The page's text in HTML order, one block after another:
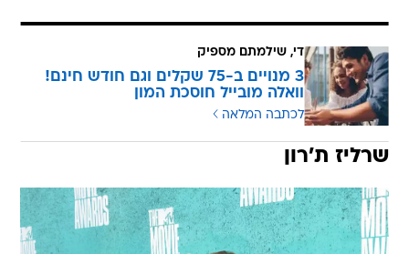
די, שילמתם מספיק
3 מנויים ב-75 שקלים וגם חודש חינם!
וואלה מובייל חוסכת המון
לכתבה המלאה
שרליז ת'רון